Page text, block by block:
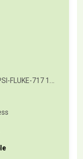
CALIBREUR DE PRESSION 0 À 1500 PSI-FLUKE-717 1500G